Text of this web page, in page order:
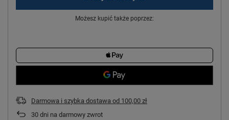
Możesz kupić także poprzez:
Darmowa i szybka dostawa od 100,00 zł
30 dni na darmowy zwrot